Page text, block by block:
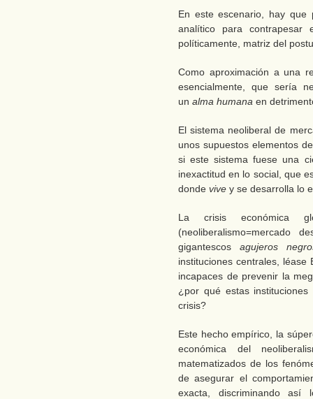
En este escenario, hay que
analítico para contrapesar
políticamente, matriz del
Como aproximación a una
esencialmente, que sería
un alma humana en
El sistema neoliberal de
unos supuestos elementos
si este sistema fuese una
inexactitud en lo social, que
donde vive y se desarrolla lo
La crisis económica
(neoliberalismo=mercado
gigantescosagujeros
instituciones centrales,
incapaces de prevenir la
¿por qué estas instituciones
crisis?
Este hecho empírico, la
económica del
matematizados de los
de asegurar el
exacta, discriminando